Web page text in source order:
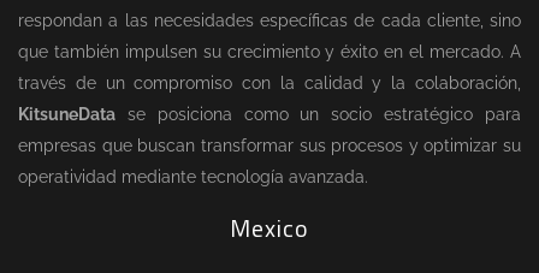
respondan a las necesidades específicas de cada cliente, sino
que también impulsen su crecimiento y éxito en el mercado. A
través de un compromiso con la calidad y la colaboración,
KitsuneData se posiciona como un socio estratégico para
empresas que buscan transformar sus procesos y optimizar su
operatividad mediante tecnología avanzada.
Mexico